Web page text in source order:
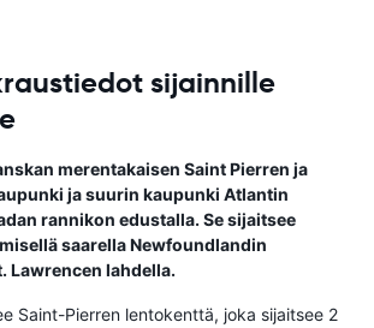
sijainnille
merentakaisen Saint Pierren ja
ja suurin kaupunki Atlantin
rannikon edustalla. Se sijaitsee
saarella Newfoundlandin
Lawrencen lahdella.
Saint-Pierren lentokenttä, joka sijaitsee 2